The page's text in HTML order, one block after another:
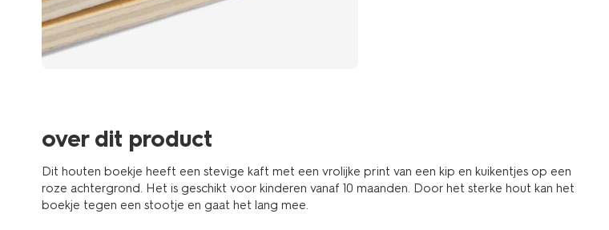
over dit product
Dit houten boekje heeft een stevige kaft met een vrolijke print van een kip en kuikentjes op een
roze achtergrond. Het is geschikt voor kinderen vanaf 10 maanden. Door het sterke hout kan het
boekje tegen een stootje en gaat het lang mee.